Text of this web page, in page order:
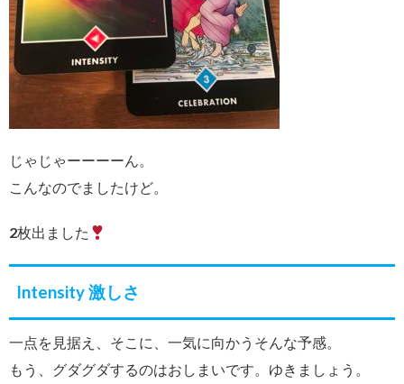
じゃじゃーーーーん。
こんなのでましたけど。
2枚出ました
Intensity 激しさ
一点を見据え、そこに、一気に向かうそんな予感。
もう、グダグダするのはおしまいです。ゆきましょう。